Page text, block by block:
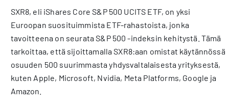
SXR8, eli iShares Core S&P 500 UCITS ETF, on yksi
Euroopan suosituimmista ETF-rahastoista, jonka
tavoitteena on seurata S&P 500 -indeksin kehitystä. Tämä
tarkoittaa, että sijoittamalla SXR8:aan omistat käytännössä
osuuden 500 suurimmasta yhdysvaltalaisesta yrityksestä,
kuten Apple, Microsoft, Nvidia, Meta Platforms, Google ja
Amazon.